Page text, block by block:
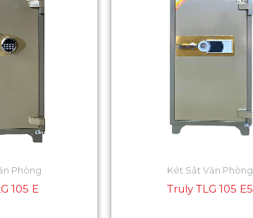
Phòng
105 E
Két Sắt Văn Phòng
Truly TLG 105 E5